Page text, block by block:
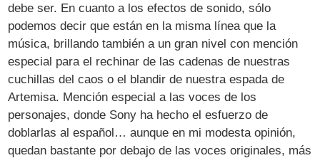
debe ser. En cuanto a los efectos de sonido, sólo
podemos decir que están en la misma línea que la
música, brillando también a un gran nivel con mención
especial para el rechinar de las cadenas de nuestras
cuchillas del caos o el blandir de nuestra espada de
Artemisa. Mención especial a las voces de los
personajes, donde Sony ha hecho el esfuerzo de
doblarlas al español… aunque en mi modesta opinión,
quedan bastante por debajo de las voces originales, más